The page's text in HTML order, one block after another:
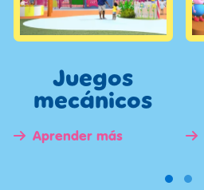
Juegos
mecánicos
Aprender más